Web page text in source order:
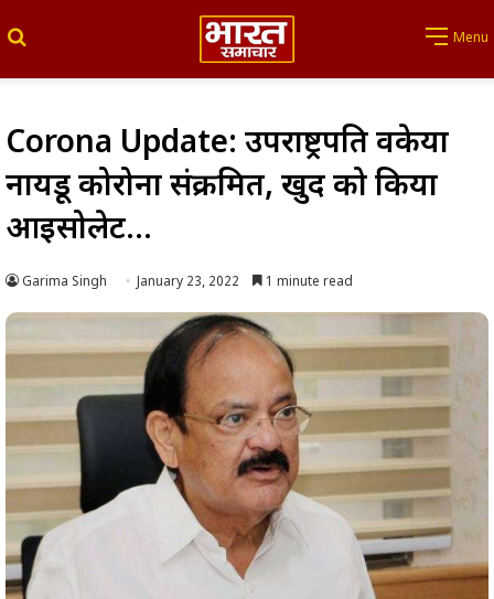
Menu
Corona Update: उपराष्ट्रपति वैंकेया
नायडू कोरोना संक्रमित, खुद को किया
आइसोलेट…
Garima Singh January 23, 2022 1 minute read